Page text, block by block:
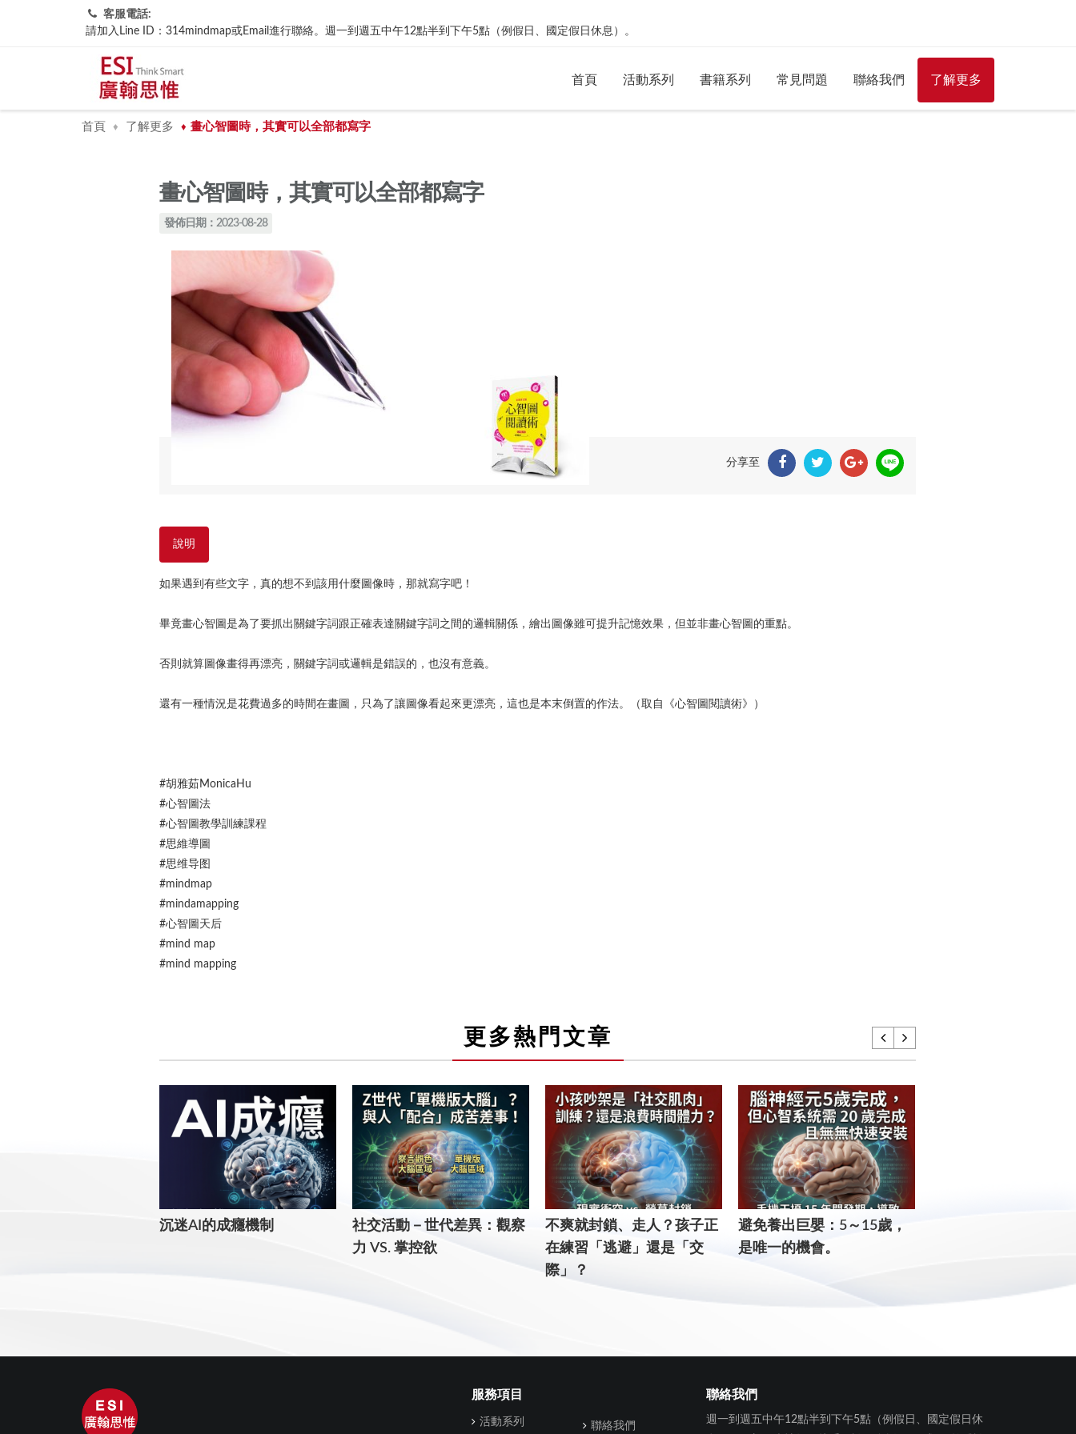
客服電話:
請加入Line ID：314mindmap或Email進行聯絡。週一到週五中午12點半到下午5點（例假日、國定假日休息）。
首頁 活動系列 書籍系列 常見問題 聯絡我們 了解更多
首頁 ♦ 了解更多 ♦ ​畫心智圖時，其實可以全部都寫字
​畫心智圖時，其實可以全部都寫字
發佈日期：2023-08-28
分享至
說明
如果遇到有些文字，真的想不到該用什麼圖像時，那就寫字吧！
畢竟畫心智圖是為了要抓出關鍵字詞跟正確表達關鍵字詞之間的邏輯關係，繪出圖像雖可提升記憶效果，但並非畫心智圖的重點。
否則就算圖像畫得再漂亮，關鍵字詞或邏輯是錯誤的，也沒有意義。
還有一種情況是花費過多的時間在畫圖，只為了讓圖像看起來更漂亮，這也是本末倒置的作法。（取自《心智圖閱讀術》）
#胡雅茹MonicaHu
#心智圖法
#心智圖教學訓練課程
#思維導圖
#思维导图
#mindmap
#mindamapping
#心智圖天后
#mind map
#mind mapping
更多熱門文章
沉迷AI的成癮機制
社交活動－世代差異：觀察
力 VS. 掌控欲
不爽就封鎖、走人？孩子正
在練習「逃避」還是「交
際」？
​避免養出巨嬰：5～15歲，
是唯一的機會。
服務項目
活動系列 聯絡我們
聯絡我們
週一到週五中午12點半到下午5點（例假日、國定假日休